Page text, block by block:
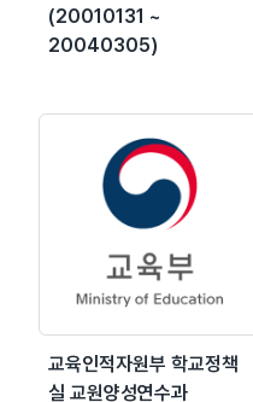
(20010131 ~
20040305)
교육인적자원부 학교정책
실 교원양성연수과